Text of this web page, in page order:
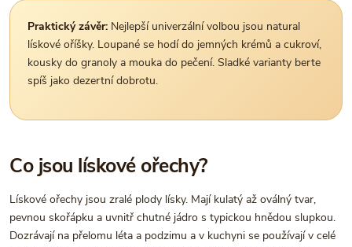
Praktický závěr: Nejlepší univerzální volbou jsou natural
lískové oříšky. Loupané se hodí do jemných krémů a cukroví,
kousky do granoly a mouka do pečení. Sladké varianty berte
spíš jako dezertní dobrotu.
Co jsou lískové ořechy?
Lískové ořechy jsou zralé plody lísky. Mají kulatý až oválný tvar,
pevnou skořápku a uvnitř chutné jádro s typickou hnědou slupkou.
Dozrávají na přelomu léta a podzimu a v kuchyni se používají v celé